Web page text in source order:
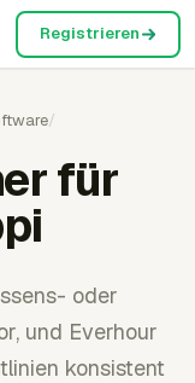
Registrieren
/
für
oder
und Everhour
konsistent